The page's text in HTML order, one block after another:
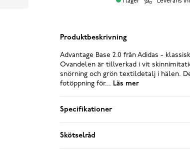
Produktbeskrivning
Advantage Base 2.0 från Adidas -
Ovandelen är tillverkad i vit
snörning och grön textildetalj i hälen.
fotöppning för... Läs mer
Specifikationer
Skötselråd